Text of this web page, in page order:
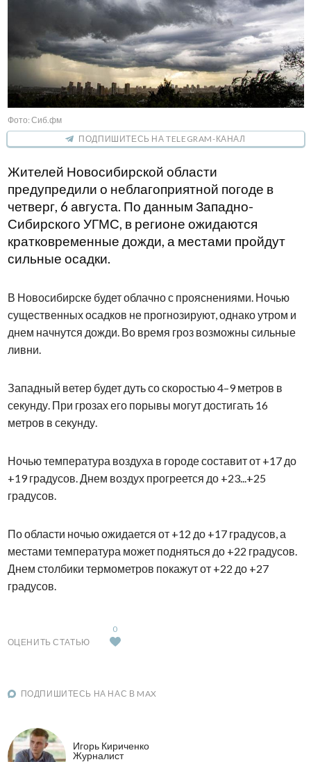
Фото: Сиб.фм
ПОДПИШИТЕСЬ НА TELEGRAM-КАНАЛ
Жителей Новосибирской области
предупредили о неблагоприятной погоде в
четверг, 6 августа. По данным Западно-
Сибирского УГМС, в регионе ожидаются
кратковременные дожди, а местами пройдут
сильные осадки.
В Новосибирске будет облачно с прояснениями. Ночью
существенных осадков не прогнозируют, однако утром и
днем начнутся дожди. Во время гроз возможны сильные
ливни.
Западный ветер будет дуть со скоростью 4–9 метров в
секунду. При грозах его порывы могут достигать 16
метров в секунду.
Ночью температура воздуха в городе составит от +17 до
+19 градусов. Днем воздух прогреется до +23...+25
градусов.
По области ночью ожидается от +12 до +17 градусов, а
местами температура может подняться до +22 градусов.
Днем столбики термометров покажут от +22 до +27
градусов.
ОЦЕНИТЬ СТАТЬЮ
0
ПОДПИШИТЕСЬ НА НАС В MAX
Игорь Кириченко
Журналист